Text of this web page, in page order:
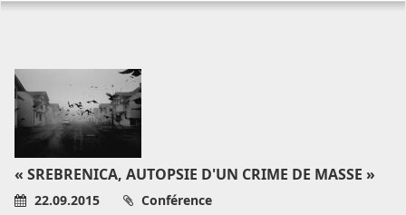
« SREBRENICA, AUTOPSIE D'UN CRIME DE MASSE »
22.09.2015
Conférence